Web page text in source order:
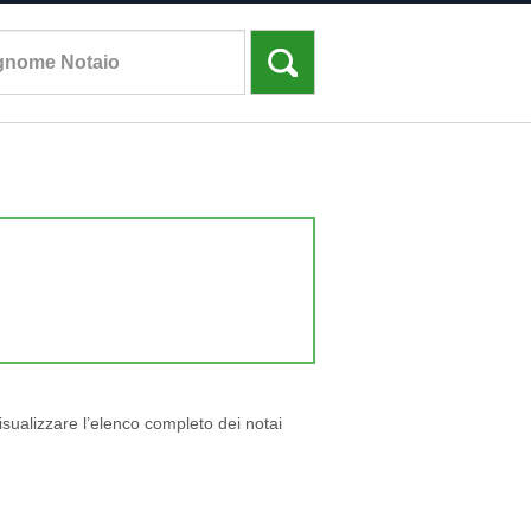
l’elenco completo dei notai